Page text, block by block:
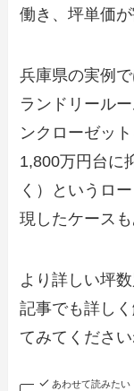
働き、坪単価
兵庫県の実例
ランドリール
ンクローゼッ
1,800万円台に
く）というロ
現したケースも
より詳しい坪
記事でも詳し
てみてください
あわせて読みたい